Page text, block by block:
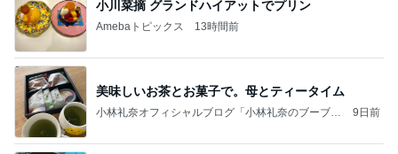
小川菜摘 グランドハイアットでプリン
Amebaトピックス 13時間前
美味しいお茶とお菓子で。母とティータイム
小林礼奈オフィシャルブログ「小林礼奈のブーブー
9日前